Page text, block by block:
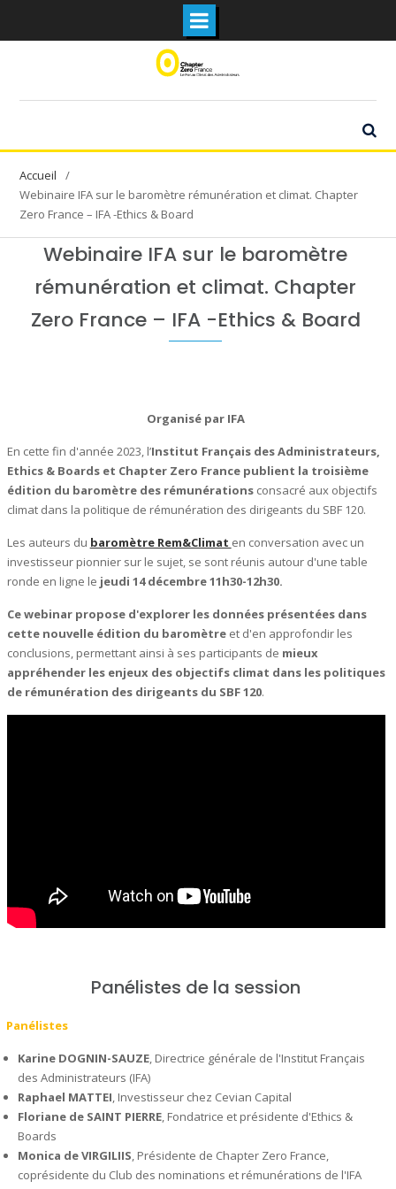
Webinaire IFA sur le baromètre rémunération et climat. Chapter
Zero France – IFA -Ethics & Board
Webinaire IFA sur le baromètre
rémunération et climat. Chapter
Zero France – IFA -Ethics & Board
Organisé par IFA
En cette fin d'année 2023, l’Institut Français des Administrateurs,
Ethics & Boards et Chapter Zero France publient la troisième
édition du baromètre des rémunérationsconsacré aux objectifs
climat dans la politique de rémunération des dirigeants du SBF 120.
Les auteurs du baromètre Rem&Climat en conversation avec un
investisseur pionnier sur le sujet, se sont réunis autour d'une table
ronde en ligne le jeudi 14 décembre 11h30-12h30.
Ce webinar propose d'explorer les données présentées dans
cette nouvelle édition du baromètreet d'en approfondir les
conclusions, permettant ainsi à ses participants de mieux
appréhender les enjeux des objectifs climat dans les politiques
de rémunération des dirigeants du SBF 120.
Panélistes de la session
Panélistes
Karine DOGNIN-SAUZE, Directrice générale de l'Institut Français
des Administrateurs (IFA)
Raphael MATTEI, Investisseur chez Cevian Capital
Floriane de SAINT PIERRE, Fondatrice et présidente d'Ethics &
Boards
Monica de VIRGILIIS, Présidente de Chapter Zero France,
coprésidente du Club des nominations et rémunérations de l'IFA